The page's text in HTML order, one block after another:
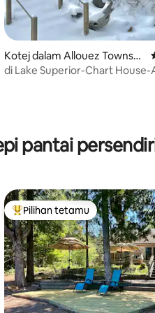
4.93 daripada 5, 158 ulasan
Kotej dalam Allouez Townshi
p
di Lake Superior-Chart
pantai
Pilihan utama tetamu
Pilihan tetamu